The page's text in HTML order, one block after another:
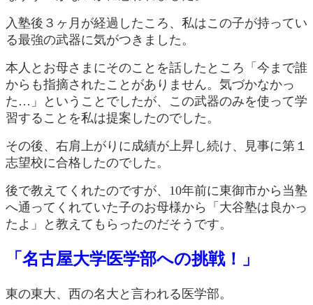
入塾後３ヶ月が経過したころ、私はこの子が持ってい
る最強の武器に気がつきました。
本人とお母さまにそのことを話したところ「今まで誰
からも指摘されたことがありません。気づかなかっ
た…」ということでしたが、この武器のみを使って学
習することを私は提案したのでした。
その後、右肩上がりに成績が上昇し続け、見事に第１
志望校に合格したのでした。
後で教えてくれたのですが、10年前に東御市から当塾
へ通ってくれていた子のお母様から「大谷塾は良かっ
たよ」と教えてもらったのだそうです。
「名古屋大学医学部への挑戦！」
東の東大、西の名大と言われる医学部。